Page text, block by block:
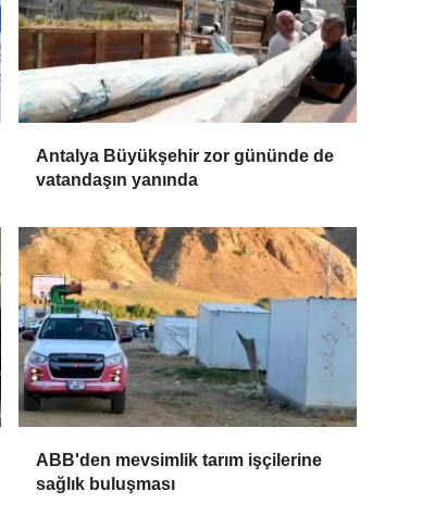
Antalya Büyükşehir zor gününde de
vatandaşın yanında
ABB'den mevsimlik tarım işçilerine
sağlık buluşması